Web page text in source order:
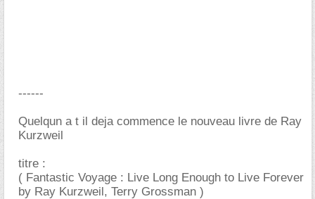
------
Quelqun a t il deja commence le nouveau livre de Ray
Kurzweil
titre :
( Fantastic Voyage : Live Long Enough to Live Forever
by Ray Kurzweil, Terry Grossman )